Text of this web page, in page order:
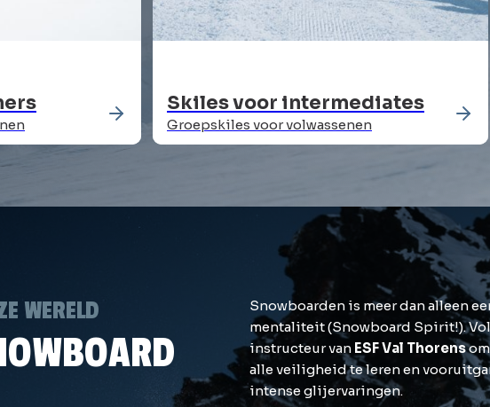
Skiles voor intermediates
Groepskiles voor volwassenen
WERELD
Snowboarden is meer dan alleen
mentaliteit (Snowboard Spirit!).
instructeur van ESF Val Thorens
alle veiligheid te leren en
intense glijervaringen.